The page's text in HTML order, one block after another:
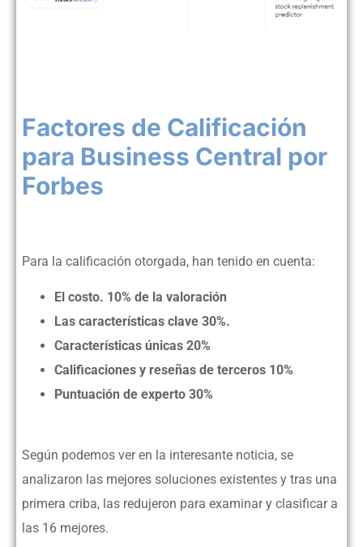
Factores de Calificación
para Business Central por
Forbes
Para la calificación otorgada, han tenido en cuenta:
El costo. 10% de la valoración
Las características clave 30%.
Características únicas 20%
Calificaciones y reseñas de terceros 10%
Puntuación de experto 30%
Según podemos ver en la interesante noticia, se
analizaron las mejores soluciones existentes y tras una
primera criba, las redujeron para examinar y clasificar a
las 16 mejores.